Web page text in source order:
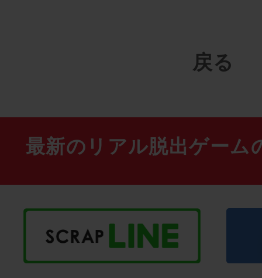
戻る
最新のリアル脱出ゲーム